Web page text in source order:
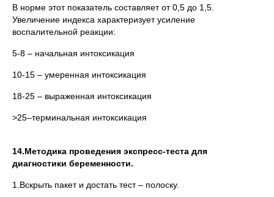
В норме этот показатель составляет от 0,5 до 1,5.
Увеличение индекса характеризует усиление
воспалительной реакции:
5-8 – начальная интоксикация
10-15 – умеренная интоксикация
18-25 – выраженная интоксикация
>25–терминальная интоксикация
14.Методика проведения экспресс-теста для
диагностики беременности.
1.Вскрыть пакет и достать тест – полоску.